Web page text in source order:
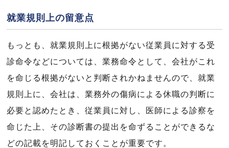
就業規則上の留意点
もっとも、就業規則上に根拠がない従業員に対する受
診命令などについては、業務命令として、会社がこれ
を命じる根拠がないと判断されかねませんので、就業
規則上に、会社は、業務外の傷病による休職の判断に
必要と認めたとき、従業員に対し、医師による診察を
命じた上、その診断書の提出を命ずることができるな
どの記載を明記しておくことが重要です。